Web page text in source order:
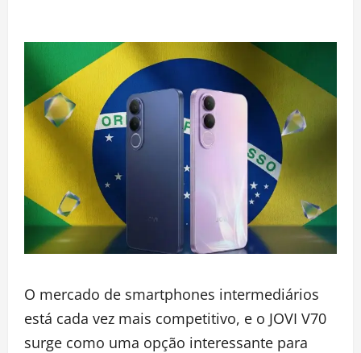
O mercado de smartphones intermediários
está cada vez mais competitivo, e o JOVI V70
surge como uma opção interessante para